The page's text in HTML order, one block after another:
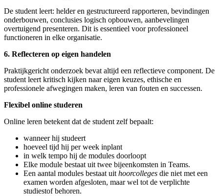
De student leert: helder en gestructureerd rapporteren, bevindingen
onderbouwen, conclusies logisch opbouwen, aanbevelingen
overtuigend presenteren. Dit is essentieel voor professioneel
functioneren in elke organisatie.
6. Reflecteren op eigen handelen
Praktijkgericht onderzoek bevat altijd een reflectieve component. De
student leert kritisch kijken naar eigen keuzes, ethische en
professionele afwegingen maken, leren van fouten en successen.
Flexibel online studeren
Online leren betekent dat de student zelf bepaalt:
wanneer hij studeert
hoeveel tijd hij per week inplant
in welk tempo hij de modules doorloopt
Elke module bestaat uit twee bijeenkomsten in Teams.
Een aantal modules bestaat uithoorcolleges die niet met een
examen worden afgesloten, maar wel tot de verplichte
studiestof behoren.